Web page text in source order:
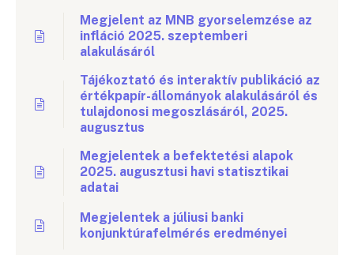
Megjelent az MNB gyorselemzése az
infláció 2025. szeptemberi
alakulásáról
Tájékoztató és interaktív publikáció az
értékpapír-állományok alakulásáról és
tulajdonosi megoszlásáról, 2025.
augusztus
Megjelentek a befektetési alapok
2025. augusztusi havi statisztikai
adatai
Megjelentek a júliusi banki
konjunktúrafelmérés eredményei